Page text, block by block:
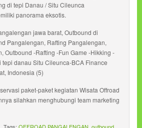
di tepi Danau / Situ Cileunca
panorama eksotis.
paket-paket kegiatan Wisata Offroad
silahkan menghubungi team marketing